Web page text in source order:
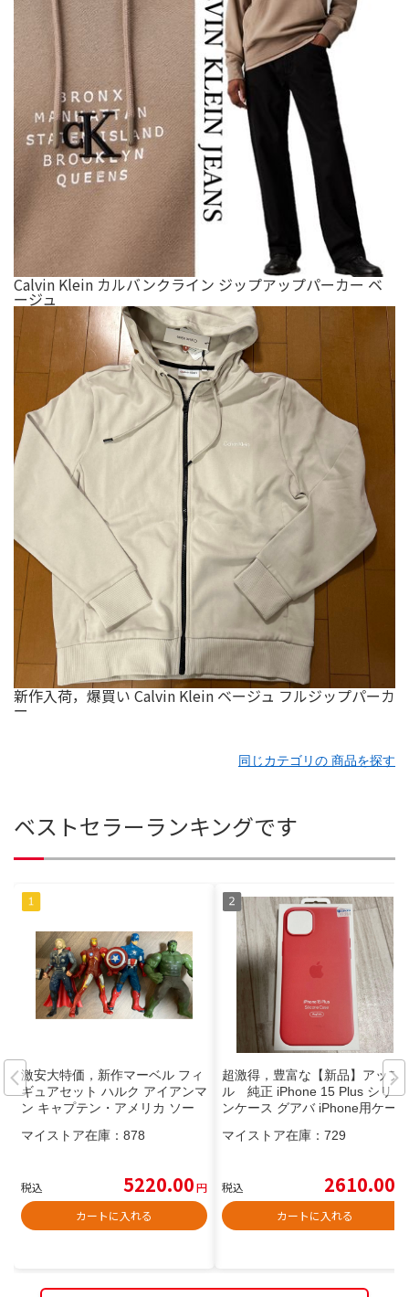
Calvin Klein カルバンクライン ジップアップパーカー ベ
ージュ
新作入荷，爆買い Calvin Klein ベージュ フルジップパーカ
ー
同じカテゴリの 商品を探す
ベストセラーランキングです
激安大特価，新作マーベル フィ
ギュアセット ハルク アイアンマ
ン キャプテン・アメリカ ソー
マイストア在庫： 878
税込 5220.00円
カートに入れる
超激得，豊富な【新品】アップ
ル 純正 iPhone 15 Plus シリコ
ンケース グアバ iPhone用ケー
マイストア在庫： 729
税込 2610.00
カートに入れる